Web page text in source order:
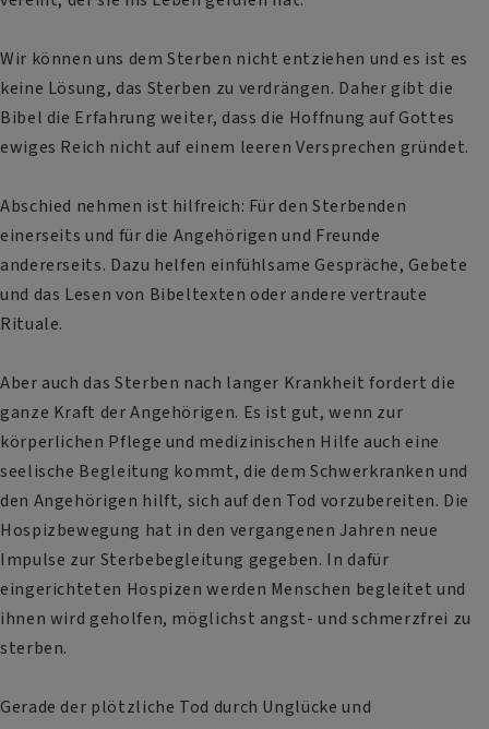
Wir können uns dem Sterben nicht entziehen und es ist es
keine Lösung, das Sterben zu verdrängen. Daher gibt die
Bibel die Erfahrung weiter, dass die Hoffnung auf Gottes
ewiges Reich nicht auf einem leeren Versprechen gründet.
Abschied nehmen ist hilfreich: Für den Sterbenden
einerseits und für die Angehörigen und Freunde
andererseits. Dazu helfen einfühlsame Gespräche, Gebete
und das Lesen von Bibeltexten oder andere vertraute
Rituale.
Aber auch das Sterben nach langer Krankheit fordert die
ganze Kraft der Angehörigen. Es ist gut, wenn zur
körperlichen Pflege und medizinischen Hilfe auch eine
seelische Begleitung kommt, die dem Schwerkranken und
den Angehörigen hilft, sich auf den Tod vorzubereiten. Die
Hospizbewegung hat in den vergangenen Jahren neue
Impulse zur Sterbebegleitung gegeben. In dafür
eingerichteten Hospizen werden Menschen begleitet und
ihnen wird geholfen, möglichst angst- und schmerzfrei zu
sterben.
Gerade der plötzliche Tod durch Unglücke und